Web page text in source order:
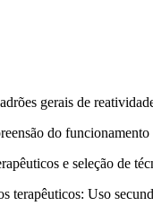
gerais de
do
e seleção de
terapêuticos: Uso